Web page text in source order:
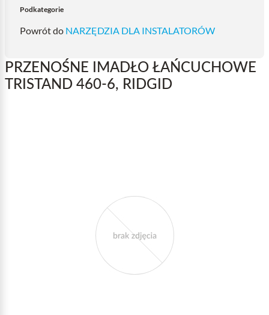
Podkategorie
Powrót do NARZĘDZIA DLA INSTALATORÓW
PRZENOŚNE IMADŁO ŁAŃCUCHOWE
TRISTAND 460-6, RIDGID